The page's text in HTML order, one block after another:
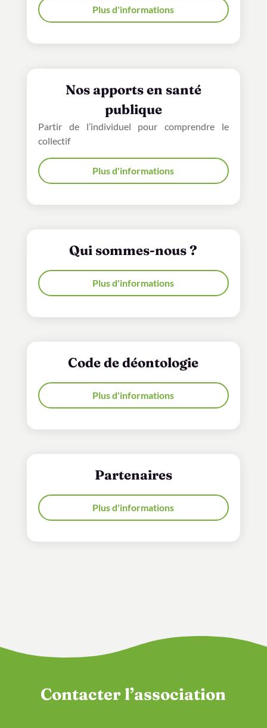
Plus d'informations
Nos apports en santé
publique
Partir de l’individuel pour comprendre le
collectif
Plus d'informations
Qui sommes-nous ?
Plus d'informations
Code de déontologie
Plus d'informations
Partenaires
Plus d'informations
Contacter l’association